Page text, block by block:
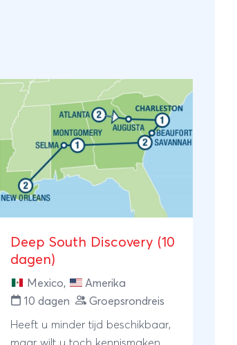
Deep South Discovery (10
dagen)
Mexico,
Amerika
10 dagen
Groepsrondreis
Heeft u minder tijd beschikbaar,